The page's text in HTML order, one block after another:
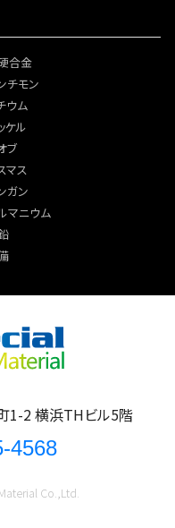
合金
チモン
ウム
ケル
ブ
マス
ガン
マニウム
1-2 横浜THビル5階
4568
Co.,Ltd.